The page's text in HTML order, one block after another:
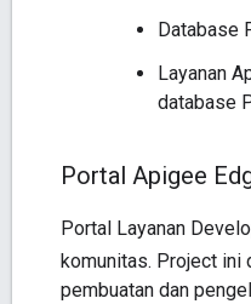
Database
Layanan
database
Portal Apigee
Portal Layanan
komunitas. Project ini
pembuatan dan